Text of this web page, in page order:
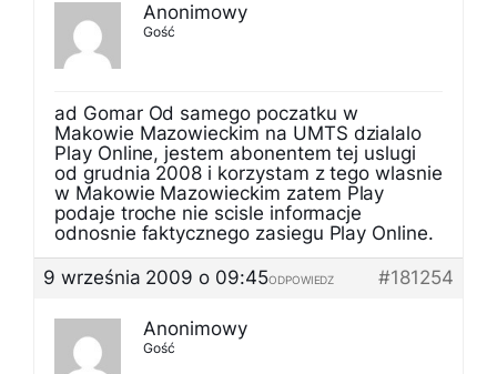
Anonimowy
Gość
ad Gomar Od samego poczatku w
Makowie Mazowieckim na UMTS dzialalo
Play Online, jestem abonentem tej uslugi
od grudnia 2008 i korzystam z tego wlasnie
w Makowie Mazowieckim zatem Play
podaje troche nie scisle informacje
odnosnie faktycznego zasiegu Play Online.
9 września 2009 o 09:45
#181254
ODPOWIEDZ
Anonimowy
Gość